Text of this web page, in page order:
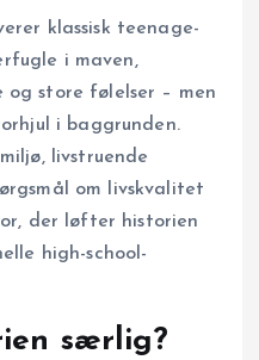
klassisk teenage-
i maven,
store følelser – men
i baggrunden.
livstruende
om livskvalitet
der løfter historien
high-school-
særlig?